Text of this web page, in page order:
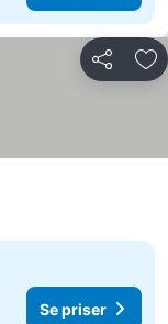
Del
Se priser